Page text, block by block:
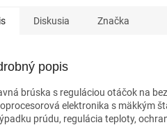
Diskusia Značka
popis
brúska s reguláciou otáčok na
elektronika s mäkkým
prúdu, regulácia teploty,